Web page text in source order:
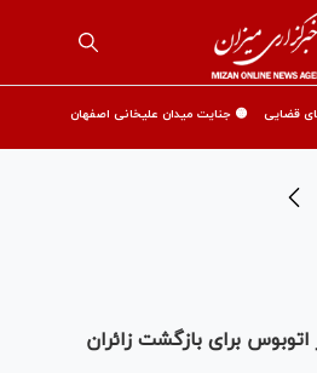
قضایی 🟡 جنایت میدان علیخانی اصفهان
برای بازگشت زائران